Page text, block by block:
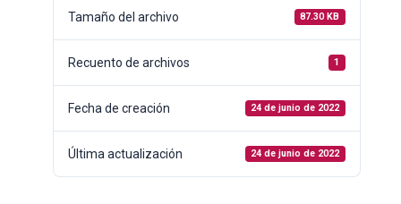
Tamaño del archivo 87.30 KB
Recuento de archivos 1
Fecha de creación 24 de junio de 2022
Última actualización 24 de junio de 2022